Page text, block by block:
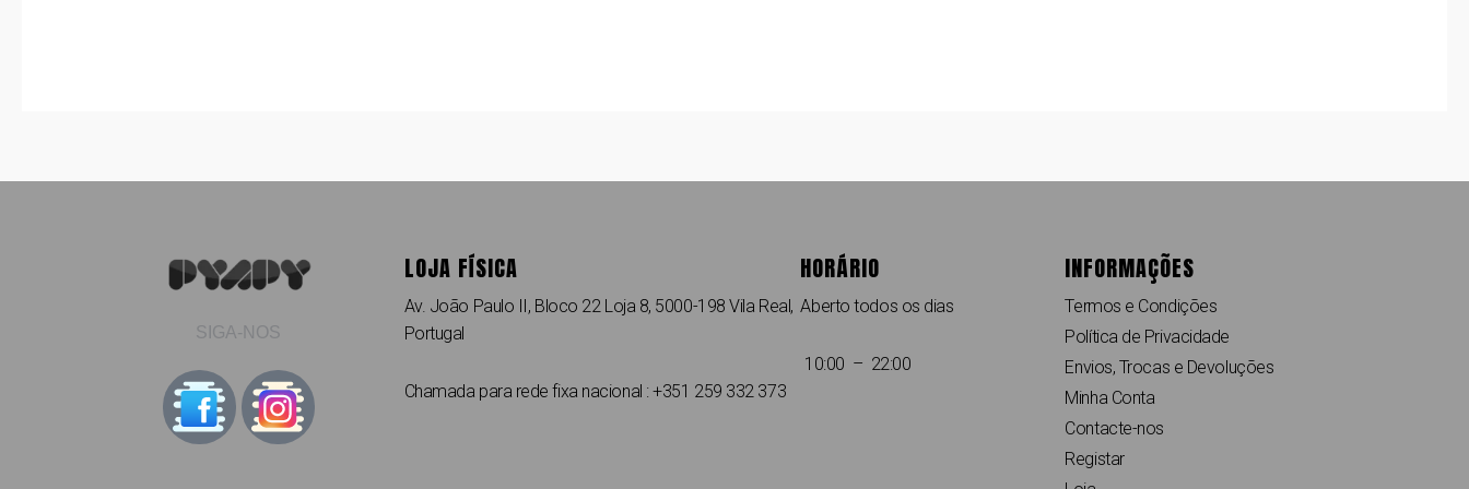
SIGA-NOS
LOJA FÍSICA
Av. João Paulo II, Bloco 22 Loja 8, 5000-198 Vila Real,
Portugal
Chamada para rede fixa nacional : +351 259 332 373
HORÁRIO
Aberto todos os dias
10:00 – 22:00
INFORMAÇÕES
Termos e Condições
Política de Privacidade
Envios, Trocas e Devoluções
Minha Conta
Contacte-nos
Registar